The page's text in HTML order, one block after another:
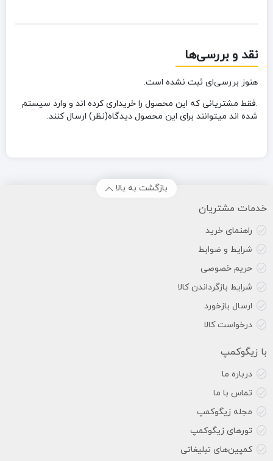
نقد و بررسی‌ها
هنوز بررسی‌ای ثبت نشده است.
.فقط مشتریانی که این محصول را خریداری کرده اند و وارد سیستم
شده اند میتوانند برای این محصول دیدگاه(نظر) ارسال کنند.
بازگشت به بالا
خدمات مشتریان
راهنمای خرید
شرایط و ضوابط
حریم خصوصی
شرایط بازگرداندن کالا
ارسال بازخورد
درخواست کالا
با زیگوکمپ
درباره ما
تماس با ما
مجله زیگوکمپ
تورهای زیگوکمپ
کمپین‌های تبلیغاتی